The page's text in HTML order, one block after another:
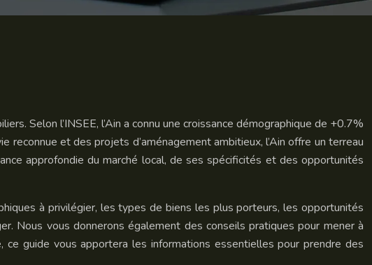
Selon l’INSEE, l’Ain a connu une croissance démographique de +0.7%
et des projets d’aménagement ambitieux, l’Ain offre un terreau
approfondie du marché local, de ses spécificités et des opportunités
à privilégier, les types de biens les plus porteurs, les opportunités
Nous vous donnerons également des conseils pratiques pour mener à
guide vous apportera les informations essentielles pour prendre des